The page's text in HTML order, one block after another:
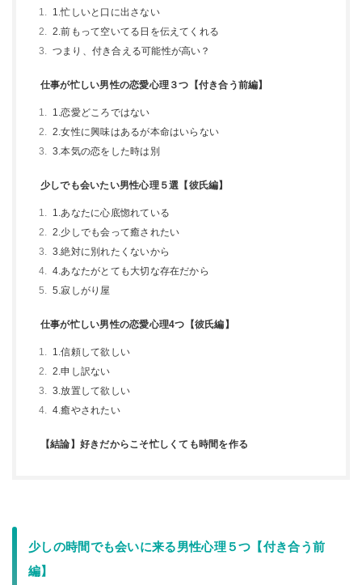
1.忙しいと口に出さない
2.前もって空いてる日を伝えてくれる
つまり、付き合える可能性が高い？
仕事が忙しい男性の恋愛心理３つ【付き合う前編】
1.恋愛どころではない
2.女性に興味はあるが本命はいらない
3.本気の恋をした時は別
少しでも会いたい男性心理５選【彼氏編】
1.あなたに心底惚れている
2.少しでも会って癒されたい
3.絶対に別れたくないから
4.あなたがとても大切な存在だから
5.寂しがり屋
仕事が忙しい男性の恋愛心理4つ【彼氏編】
1.信頼して欲しい
2.申し訳ない
3.放置して欲しい
4.癒やされたい
【結論】好きだからこそ忙しくても時間を作る
少しの時間でも会いに来る男性心理５つ【付き合う前
編】